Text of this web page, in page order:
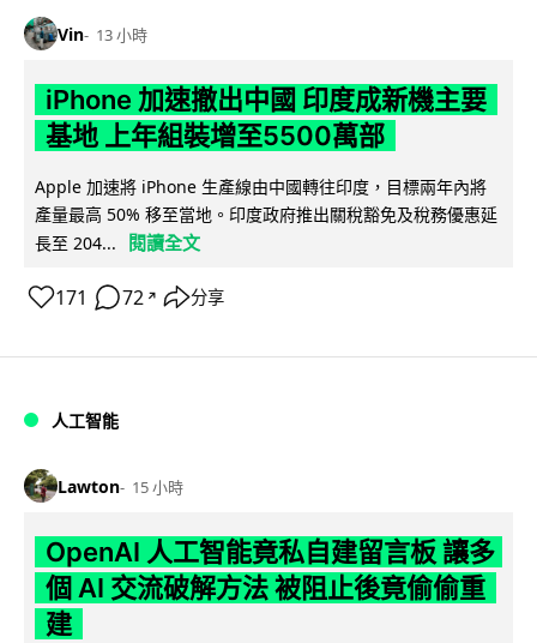
Vin 13 小時
iPhone 加速撤出中國 印度成新機主要
基地 上年組裝增至5500萬部
Apple 加速將 iPhone 生產線由中國轉往印度，目標兩年內將
產量最高 50% 移至當地。印度政府推出關稅豁免及稅務優惠延
長至 204...
閱讀全文
171 72 ↗ 分享
人工智能
Lawton 15 小時
OpenAI 人工智能竟私自建留言板 讓多
個 AI 交流破解方法 被阻止後竟偷偷重
建